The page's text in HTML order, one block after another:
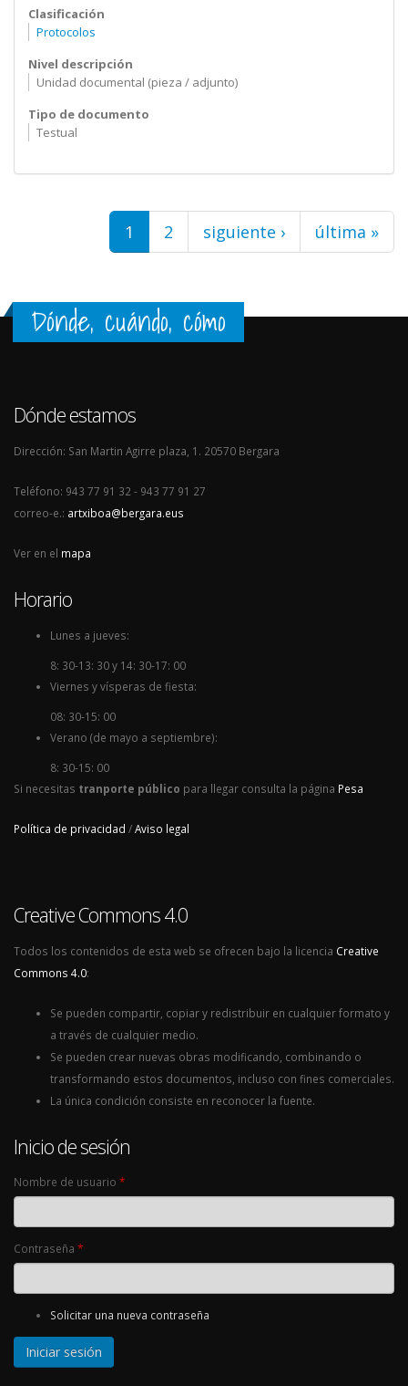
Clasificación
Protocolos
Nivel descripción
Unidad documental (pieza / adjunto)
Tipo de documento
Testual
1 2 siguiente › última »
Dónde, cuándo, cómo
Dónde estamos
Dirección: San Martin Agirre plaza, 1. 20570 Bergara
Teléfono: 943 77 91 32 - 943 77 91 27
correo-e.: artxiboa@bergara.eus
Ver en el mapa
Horario
Lunes a jueves:
8: 30-13: 30 y 14: 30-17: 00
Viernes y vísperas de fiesta:
08: 30-15: 00
Verano (de mayo a septiembre):
8: 30-15: 00
Si necesitas tranporte público para llegar consulta la página Pesa
Política de privacidad /Aviso legal
Creative Commons 4.0
Todos los contenidos de esta web se ofrecen bajo la licencia Creative
Commons 4.0:
Se pueden compartir, copiar y redistribuir en cualquier formato y
a través de cualquier medio.
Se pueden crear nuevas obras modificando, combinando o
transformando estos documentos, incluso con fines comerciales.
La única condición consiste en reconocer la fuente.
Inicio de sesión
Nombre de usuario *
Contraseña *
Solicitar una nueva contraseña